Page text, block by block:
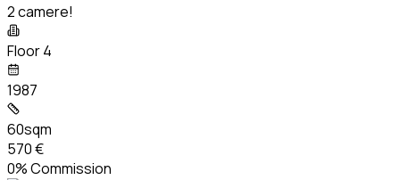
2 camere!
Floor 4
1987
60sqm
570 €
0% Commission